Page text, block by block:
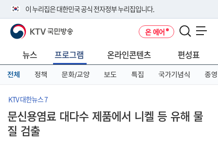
이 누리집은 대한민국 공식 전자정부 누리집입니다.
공식 누리집 주소 확인하기
니다.
이밖에 or.kr 또는 .kr등 다른 도메인 주소를 사용하고 있다면 아래 URL에
서 도메인 주소를 확인해 보세요
KTV 국민방송 온 에어
뉴스 프로그램 온라인콘텐츠 편성표
전체 정책 문화/교양 보도 특집 국가기념식 종영
KTV 대한뉴스 7
문신용염료 대다수 제품에서 니켈 등 유해 물
질 검출